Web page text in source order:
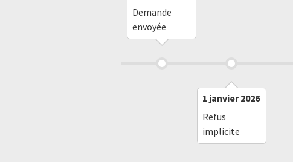
Demande
envoyée
1 janvier 2026
Refus
implicite